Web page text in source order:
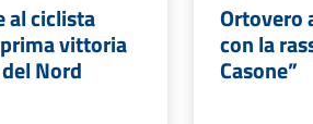
al ciclista
vittoria
Nord
Ortovero
con la
Casone”